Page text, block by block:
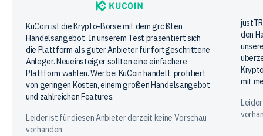
KuCoin
KuCoin ist die Krypto-Börse mit dem größten
Handelsangebot. In unserem Test präsentiert sich
die Plattform als guter Anbieter für fortgeschrittene
Anleger. Neueinsteiger sollten eine einfachere
Plattform wählen. Wer bei KuCoin handelt, profitiert
von geringen Kosten, einem großen Handelsangebot
und zahlreichen Features.
Leider ist für diesen Anbieter derzeit keine Vorschau
vorhanden.
den
mit